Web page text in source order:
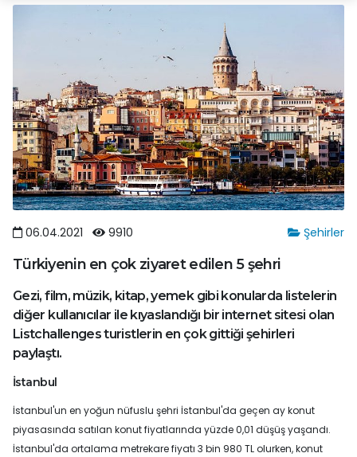
Şehirler
06.04.2021 9910
Türkiyenin en çok ziyaret edilen 5 şehri
Gezi, film, müzik, kitap, yemek gibi konularda listelerin
diğer kullanıcılar ile kıyaslandığı bir internet sitesi olan
Listchallenges turistlerin en çok gittiği şehirleri
paylaştı.
İstanbul
İstanbul'un en yoğun nüfuslu şehri İstanbul'da geçen ay konut
piyasasında satılan konut fiyatlarında yüzde 0,01 düşüş yaşandı.
İstanbul'da ortalama metrekare fiyatı 3 bin 980 TL olurken, konut